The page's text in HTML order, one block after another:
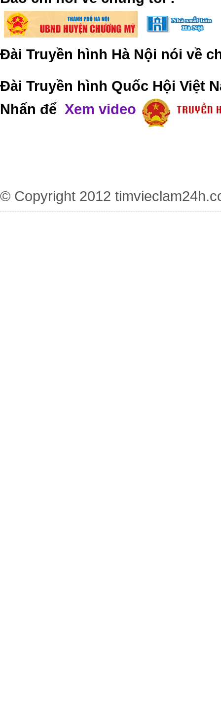
Đài Truyền hình Hà Nội nói về
Đài Truyền hình Quốc Hội Việt
Nhấn để Xem video
© Copyright 2012